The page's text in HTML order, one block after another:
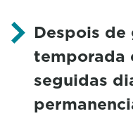
Despois
temporada
seguidas